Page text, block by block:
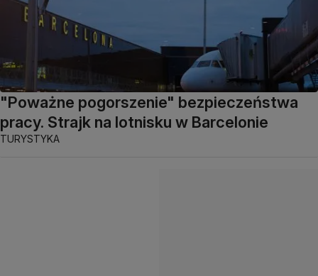
"Poważne pogorszenie" bezpieczeństwa
pracy. Strajk na lotnisku w Barcelonie
TURYSTYKA